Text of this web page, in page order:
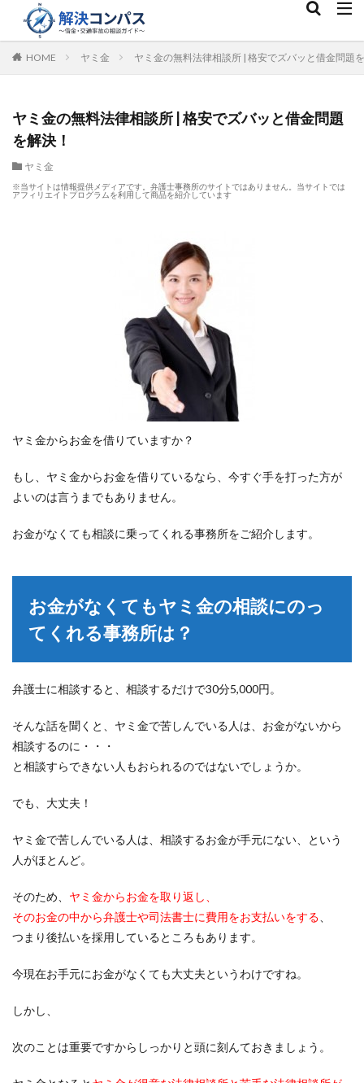
HOME ヤミ金 ヤミ金の無料法律相談所 | 格安でズバッと借金問題
ヤミ金の無料法律相談所 | 格安でズバッと借金問題
を解決！
ヤミ金
※当サイトは情報提供メディアです。弁護士事務所のサイトではありません。当サイトでは
アフィリエイトプログラムを利用して商品を紹介しています
ヤミ金からお金を借りていますか？
もし、ヤミ金からお金を借りているなら、今すぐ手を打った方が
よいのは言うまでもありません。
お金がなくても相談に乗ってくれる事務所をご紹介します。
お金がなくてもヤミ金の相談にのっ
てくれる事務所は？
弁護士に相談すると、相談するだけで30分5,000円。
そんな話を聞くと、ヤミ金で苦しんでいる人は、お金がないから
相談するのに・・・
と相談すらできない人もおられるのではないでしょうか。
でも、大丈夫！
ヤミ金で苦しんでいる人は、相談するお金が手元にない、という
人がほとんど。
そのため、 ヤミ金からお金を取り返し、
そのお金の中から弁護士や司法書士に費用をお支払いをする
つまり後払いを採用しているところもあります。
今現在お手元にお金がなくても大丈夫というわけですね。
しかし、
次のことは重要ですからしっかりと頭に刻んておきましょう。